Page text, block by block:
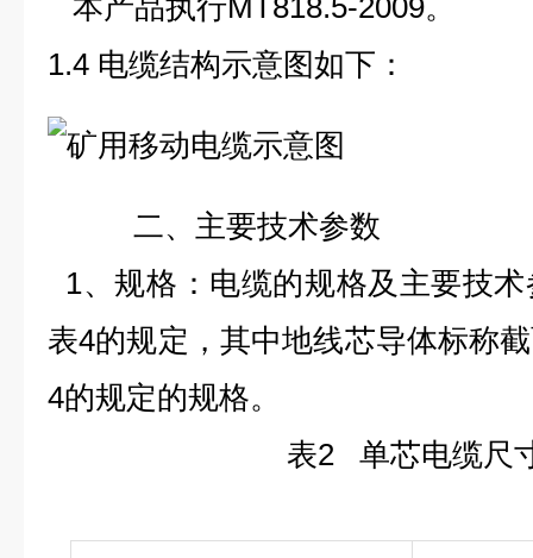
本产品执行MT818.5-2009。
1.4 电缆结构示意图如下：
二、主要技术参数
1、规格：电缆的规格及主要技
表4的规定，其中地线芯导体标称
4的规定的规格。
表2 单芯电缆尺